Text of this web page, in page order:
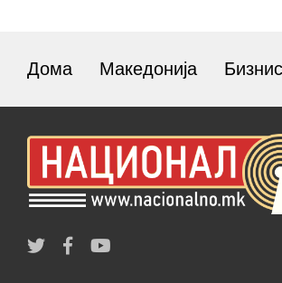
Дома Македонија Бизнис